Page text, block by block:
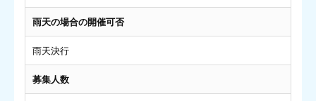
雨天の場合の開催可否
雨天決行
募集人数